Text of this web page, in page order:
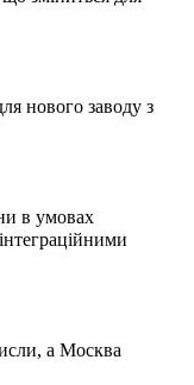
нового заводу з
в умовах
а Москва